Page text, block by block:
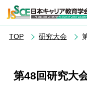
TOP 研究大会
第48回研究大